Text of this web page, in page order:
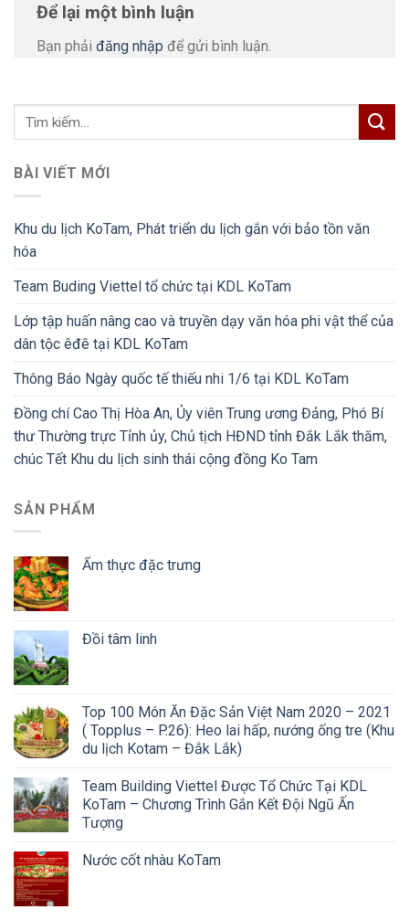
Để lại một bình luận
Bạn phải đăng nhập để gửi bình luận.
BÀI VIẾT MỚI
Khu du lịch KoTam, Phát triển du lịch gắn với bảo tồn văn
hóa
Team Buding Viettel tổ chức tại KDL KoTam
Lớp tập huấn nâng cao và truyền dạy văn hóa phi vật thể của
dân tộc êđê tại KDL KoTam
Thông Báo Ngày quốc tế thiếu nhi 1/6 tại KDL KoTam
Đồng chí Cao Thị Hòa An, Ủy viên Trung ương Đảng, Phó Bí
thư Thường trực Tỉnh ủy, Chủ tịch HĐND tỉnh Đắk Lắk thăm,
chúc Tết Khu du lịch sinh thái cộng đồng Ko Tam
SẢN PHẨM
Ẩm thực đặc trưng
Đồi tâm linh
Top 100 Món Ăn Đặc Sản Việt Nam 2020 – 2021
( Topplus – P.26): Heo lai hấp, nướng ống tre (Khu
du lịch Kotam – Đắk Lắk)
Team Building Viettel Được Tổ Chức Tại KDL
KoTam – Chương Trình Gắn Kết Đội Ngũ Ấn
Tượng
Nước cốt nhàu KoTam